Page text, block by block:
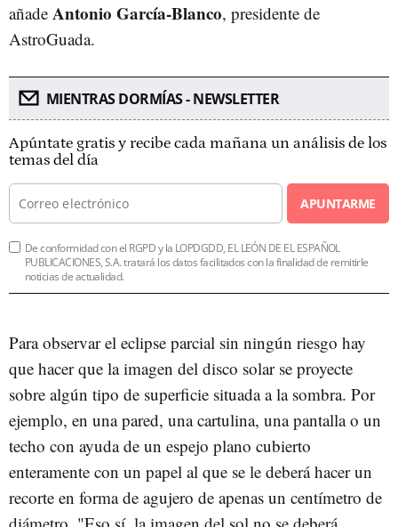
añade Antonio García-Blanco, presidente de
AstroGuada.
MIENTRAS DORMÍAS - NEWSLETTER
Apúntate gratis y recibe cada mañana un análisis de los
temas del día
APUNTARME
De conformidad con el RGPD y la LOPDGDD, EL LEÓN DE EL ESPAÑOL
PUBLICACIONES, S.A. tratará los datos facilitados con la finalidad de remitirle
noticias de actualidad.
Para observar el eclipse parcial sin ningún riesgo hay
que hacer que la imagen del disco solar se proyecte
sobre algún tipo de superficie situada a la sombra. Por
ejemplo, en una pared, una cartulina, una pantalla o un
techo con ayuda de un espejo plano cubierto
enteramente con un papel al que se le deberá hacer un
recorte en forma de agujero de apenas un centímetro de